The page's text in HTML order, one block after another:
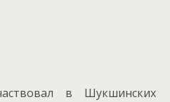
в Шукшинских